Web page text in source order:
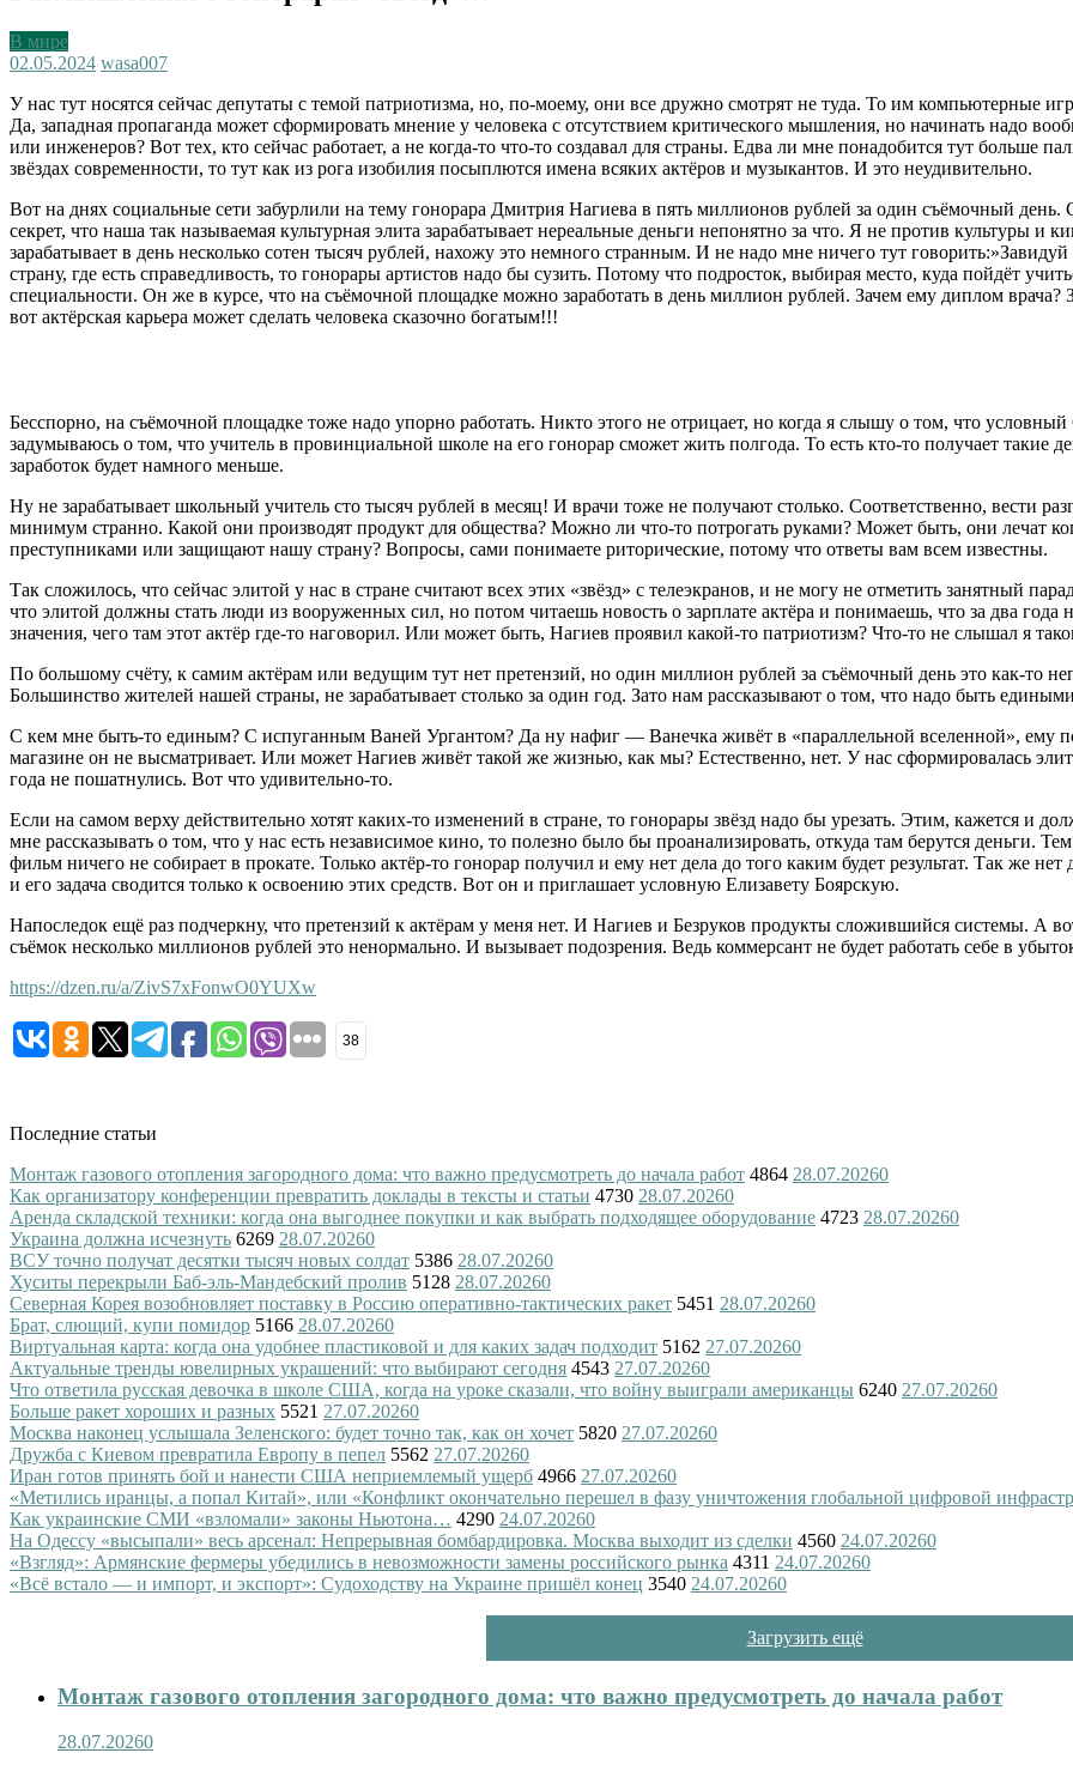
В мире
02.05.2024 wasa007
У нас тут носятся сейчас депутаты с темой патриотизма, но, по-моему, они все дружно смотрят не туда. То им компьютерные
Да, западная пропаганда может сформировать мнение у человека с отсутствием критического мышления, но начинать надо
или инженеров? Вот тех, кто сейчас работает, а не когда-то что-то создавал для страны. Едва ли мне понадобится тут больше
звёздах современности, то тут как из рога изобилия посыплются имена всяких актёров и музыкантов. И это неудивительно.
Вот на днях социальные сети забурлили на тему гонорара Дмитрия Нагиева в пять миллионов рублей за один съёмочный день.
секрет, что наша так называемая культурная элита зарабатывает нереальные деньги непонятно за что. Я не против культуры
зарабатывает в день несколько сотен тысяч рублей, нахожу это немного странным. И не надо мне ничего тут
страну, где есть справедливость, то гонорары артистов надо бы сузить. Потому что подросток, выбирая место, куда пойдёт
специальности. Он же в курсе, что на съёмочной площадке можно заработать в день миллион рублей. Зачем ему диплом врача?
вот актёрская карьера может сделать человека сказочно богатым!!!
Бесспорно, на съёмочной площадке тоже надо упорно работать. Никто этого не отрицает, но когда я слышу о том, что
задумываюсь о том, что учитель в провинциальной школе на его гонорар сможет жить полгода. То есть кто-то получает такие
заработок будет намного меньше.
Ну не зарабатывает школьный учитель сто тысяч рублей в месяц! И врачи тоже не получают столько. Соответственно, вести
минимум странно. Какой они производят продукт для общества? Можно ли что-то потрогать руками? Может быть, они лечат
преступниками или защищают нашу страну? Вопросы, сами понимаете риторические, потому что ответы вам всем известны.
Так сложилось, что сейчас элитой у нас в стране считают всех этих «звёзд» с телеэкранов, и не могу не отметить занятный
что элитой должны стать люди из вооруженных сил, но потом читаешь новость о зарплате актёра и понимаешь, что за два
значения, чего там этот актёр где-то наговорил. Или может быть, Нагиев проявил какой-то патриотизм? Что-то не слышал я
По большому счёту, к самим актёрам или ведущим тут нет претензий, но один миллион рублей за съёмочный день это как-то
Большинство жителей нашей страны, не зарабатывает столько за один год. Зато нам рассказывают о том, что надо быть
С кем мне быть-то единым? С испуганным Ваней Ургантом? Да ну нафиг — Ванечка живёт в «параллельной вселенной», ему
магазине он не высматривает. Или может Нагиев живёт такой же жизнью, как мы? Естественно, нет. У нас сформировалась
года не пошатнулись. Вот что удивительно-то.
Если на самом верху действительно хотят каких-то изменений в стране, то гонорары звёзд надо бы урезать. Этим, кажется и
мне рассказывать о том, что у нас есть независимое кино, то полезно было бы проанализировать, откуда там берутся деньги.
фильм ничего не собирает в прокате. Только актёр-то гонорар получил и ему нет дела до того каким будет результат. Так же
и его задача сводится только к освоению этих средств. Вот он и приглашает условную Елизавету Боярскую.
Напоследок ещё раз подчеркну, что претензий к актёрам у меня нет. И Нагиев и Безруков продукты сложившийся системы. А
съёмок несколько миллионов рублей это ненормально. И вызывает подозрения. Ведь коммерсант не будет работать себе в
https://dzen.ru/a/ZivS7xFonwO0YUXw
38
Последние статьи
Монтаж газового отопления загородного дома: что важно предусмотреть до начала работ 4864 28.07.20260
Как организатору конференции превратить доклады в тексты и статьи 4730 28.07.20260
Аренда складской техники: когда она выгоднее покупки и как выбрать подходящее оборудование 4723 28.07.20260
Украина должна исчезнуть 6269 28.07.20260
ВСУ точно получат десятки тысяч новых солдат 5386 28.07.20260
Хуситы перекрыли Баб-эль-Мандебский пролив 5128 28.07.20260
Северная Корея возобновляет поставку в Россию оперативно-тактических ракет 5451 28.07.20260
Брат, слющий, купи помидор 5166 28.07.20260
Виртуальная карта: когда она удобнее пластиковой и для каких задач подходит 5162 27.07.20260
Актуальные тренды ювелирных украшений: что выбирают сегодня 4543 27.07.20260
Что ответила русская девочка в школе США, когда на уроке сказали, что войну выиграли американцы 6240 27.07.20260
Больше ракет хороших и разных 5521 27.07.20260
Москва наконец услышала Зеленского: будет точно так, как он хочет 5820 27.07.20260
Дружба с Киевом превратила Европу в пепел 5562 27.07.20260
Иран готов принять бой и нанести США неприемлемый ущерб 4966 27.07.20260
«Метились иранцы, а попал Китай», или «Конфликт окончательно перешел в фазу уничтожения глобальной цифровой
Как украинские СМИ «взломали» законы Ньютона… 4290 24.07.20260
На Одессу «высыпали» весь арсенал: Непрерывная бомбардировка. Москва выходит из сделки 4560 24.07.20260
«Взгляд»: Армянские фермеры убедились в невозможности замены российского рынка 4311 24.07.20260
«Всё встало — и импорт, и экспорт»: Судоходству на Украине пришёл конец 3540 24.07.20260
Загрузить ещё
Монтаж газового отопления загородного дома: что важно предусмотреть до начала работ
28.07.20260